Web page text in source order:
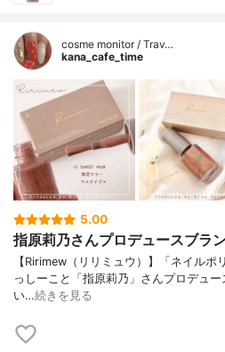
cosme monitor / Trav…
kana_cafe_time
5.00
指原莉乃さんプロデュースブラ
【Ririmew（リリミュウ）】「ネイル
っしーこと「指原莉乃」さんプロデュ
い…続きを見る